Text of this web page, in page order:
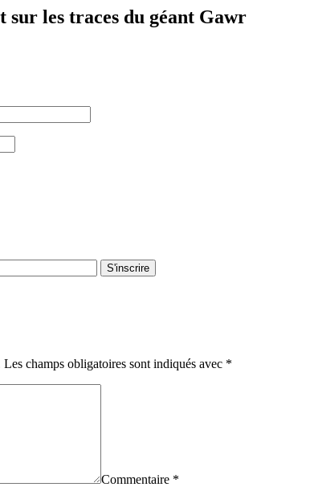
sur les traces du géant Gawr
Les champs obligatoires sont indiqués avec *
Commentaire *